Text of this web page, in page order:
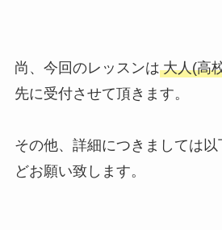
尚、今回のレッスンは 大人(高
先に受付させて頂きます。
その他、詳細につきましては
どお願い致します。